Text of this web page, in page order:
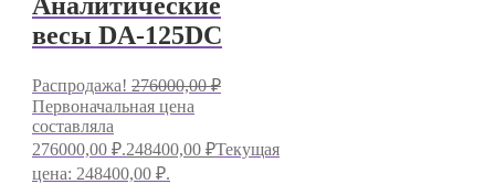
весы DA-125DC
Распродажа! 276000,00₽
Первоначальная цена
составляла
276000,00 ₽.248400,00 ₽Текущая
цена: 248400,00 ₽.